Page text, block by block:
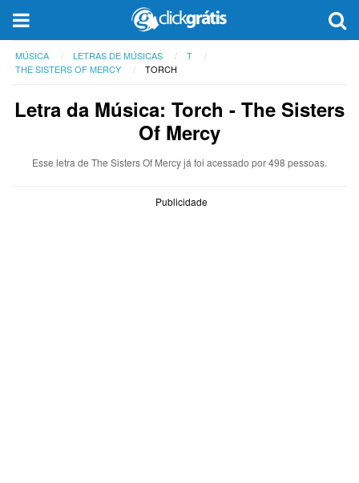
MÚSICA LETRAS DE MÚSICAS
T
THE SISTERS OF MERCY
TORCH
Letra da Música: Torch - The Sisters
Of Mercy
Esse letra de The Sisters Of Mercy já foi acessado por 498 pessoas.
Publicidade